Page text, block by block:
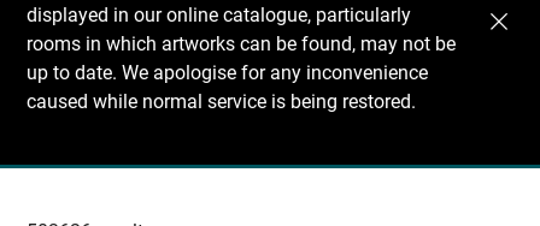
displayed in our online catalogue, particularly
rooms in which artworks can be found, may not be
up to date. We apologise for any inconvenience
caused while normal service is being restored.
Recherche